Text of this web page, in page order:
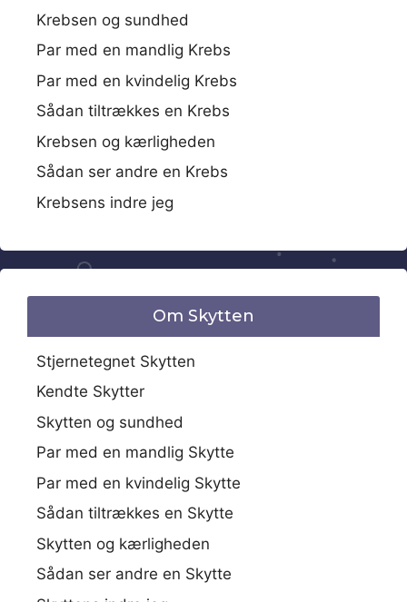
Krebsen og sundhed
Par med en mandlig Krebs
Par med en kvindelig Krebs
Sådan tiltrækkes en Krebs
Krebsen og kærligheden
Sådan ser andre en Krebs
Krebsens indre jeg
Om Skytten
Stjernetegnet Skytten
Kendte Skytter
Skytten og sundhed
Par med en mandlig Skytte
Par med en kvindelig Skytte
Sådan tiltrækkes en Skytte
Skytten og kærligheden
Sådan ser andre en Skytte